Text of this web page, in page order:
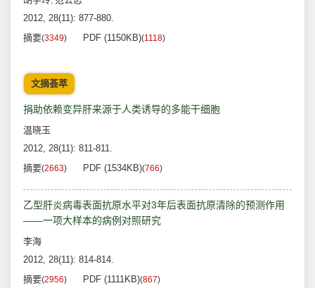
2012, 28(11): 877-880.
摘要(3349) PDF (1150KB)(1118)
文摘荟萃
捐助依赖变异肝来源于人类诱导的多能干细胞
温晓玉
2012, 28(11): 811-811.
摘要(2663) PDF (1534KB)(766)
乙型肝炎病毒表面抗原水平对3年后表面抗原清除的预测作用
——一项大样本的病例对照研究
李海
2012, 28(11): 814-814.
摘要(2956) PDF (1111KB)(867)